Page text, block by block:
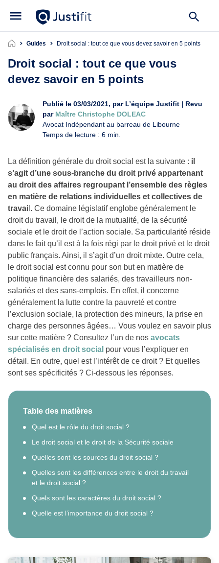
Guides Droit social : tout ce que vous devez savoir en 5 points
Droit social : tout ce que vous
devez savoir en 5 points
Publié le 03/03/2021, par L’équipe Justifit | Revu
par Maître Christophe DOLEAC
Avocat Indépendant au barreau de Libourne
Temps de lecture : 6 min.
La définition générale du droit social est la suivante : il
s’agit d’une sous-branche du droit privé appartenant
au droit des affaires regroupant l’ensemble des règles
en matière de relations individuelles et collectives de
travai l. Ce domaine législatif englobe généralement le
droit du travail, le droit de la mutualité, de la sécurité
sociale et le droit de l’action sociale. Sa particularité réside
dans le fait qu’il est à la fois régi par le droit privé et le droit
public français. Ainsi, il s’agit d’un droit mixte. Outre cela,
le droit social est connu pour son but en matière de
politique financière des salariés, des travailleurs non-
salariés et des sans-emplois. En effet, il concerne
généralement la lutte contre la pauvreté et contre
l’exclusion sociale, la protection des mineurs, la prise en
charge des personnes âgées… Vous voulez en savoir plus
sur cette matière ? Consultez l’un de nos avocats
spécialisés en droit social pour vous l’expliquer en
détail. En outre, quel est l’intérêt de ce droit ? Et quelles
sont ses spécificités ? Ci-dessous les réponses.
Table des matières
Quel est le rôle du droit social ?
Le droit social et le droit de la Sécurité sociale
Quelles sont les sources du droit social ?
Quelles sont les différences entre le droit du travail
et le droit social ?
Quels sont les caractères du droit social ?
Quelle est l’importance du droit social ?